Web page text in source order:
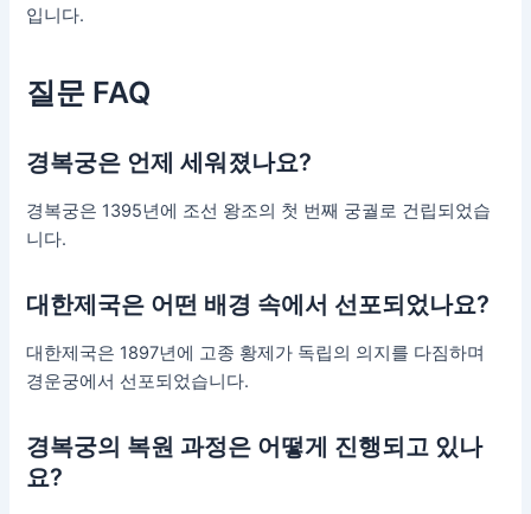
입니다.
질문 FAQ
경복궁은 언제 세워졌나요?
경복궁은 1395년에 조선 왕조의 첫 번째 궁궐로 건립되었습
니다.
대한제국은 어떤 배경 속에서 선포되었나요?
대한제국은 1897년에 고종 황제가 독립의 의지를 다짐하며
경운궁에서 선포되었습니다.
경복궁의 복원 과정은 어떻게 진행되고 있나
요?